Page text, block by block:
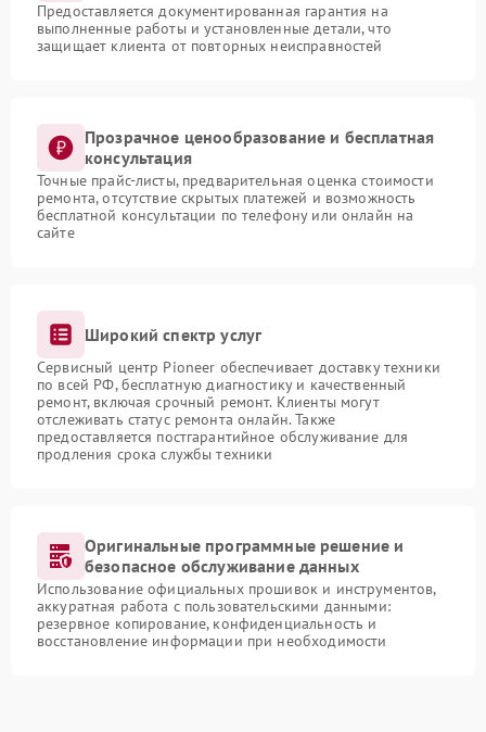
Предоставляется документированная гарантия на
выполненные работы и установленные детали, что
защищает клиента от повторных неисправностей
Прозрачное ценообразование и бесплатная
консультация
Точные прайс-листы, предварительная оценка стоимости
ремонта, отсутствие скрытых платежей и возможность
бесплатной консультации по телефону или онлайн на
сайте
Широкий спектр услуг
Сервисный центр Pioneer обеспечивает доставку техники
по всей РФ, бесплатную диагностику и качественный
ремонт, включая срочный ремонт. Клиенты могут
отслеживать статус ремонта онлайн. Также
предоставляется постгарантийное обслуживание для
продления срока службы техники
Оригинальные программные решение и
безопасное обслуживание данных
Использование официальных прошивок и инструментов,
аккуратная работа с пользовательскими данными:
резервное копирование, конфиденциальность и
восстановление информации при необходимости